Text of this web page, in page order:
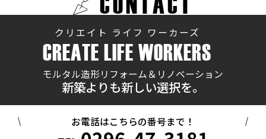
クリエイト ライフ ワーカーズ
CREATE LIFE WORKERS
モルタル造形リフォーム＆リノベーション
新築よりも新しい選択を。
お電話はこちらの番号まで！